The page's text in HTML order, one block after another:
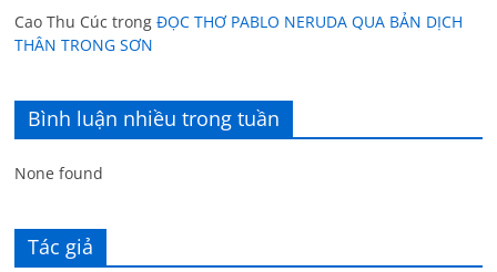
Cao Thu Cúc trongĐỌC THƠ PABLO NERUDA QUA BẢN DỊCH
THÂN TRONG SƠN
Bình luận nhiều trong tuần
None found
Tác giả